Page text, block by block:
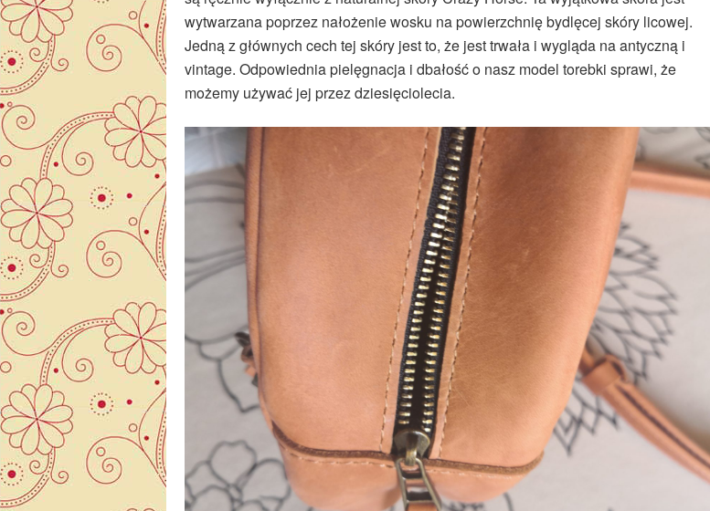
wytwarzana poprzez nałożenie wosku na powierzchnię bydlęcej skóry licowej.
Jedną z głównych cech tej skóry jest to, że jest trwała i wygląda na antyczną i
vintage. Odpowiednia pielęgnacja i dbałość o nasz model torebki sprawi, że
możemy używać jej przez dziesięciolecia.